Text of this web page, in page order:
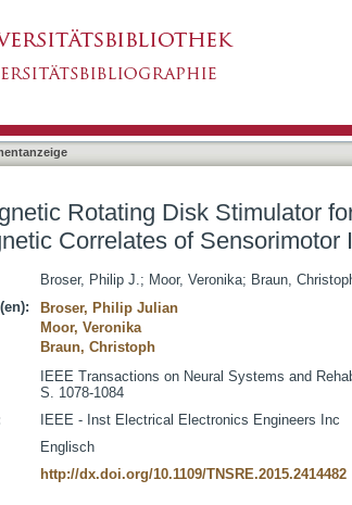
Rotating Disk Stimulator
Correlates of Sensorimotor
Broser, Philip J.; Moor, Veronika; Braun,
Broser, Philip Julian
Moor, Veronika
Braun, Christoph
IEEE Transactions on Neural Systems and
S. 1078-1084
IEEE - Inst Electrical Electronics Engineers Inc
Englisch
http://dx.doi.org/10.1109/TNSRE.2015.2414482